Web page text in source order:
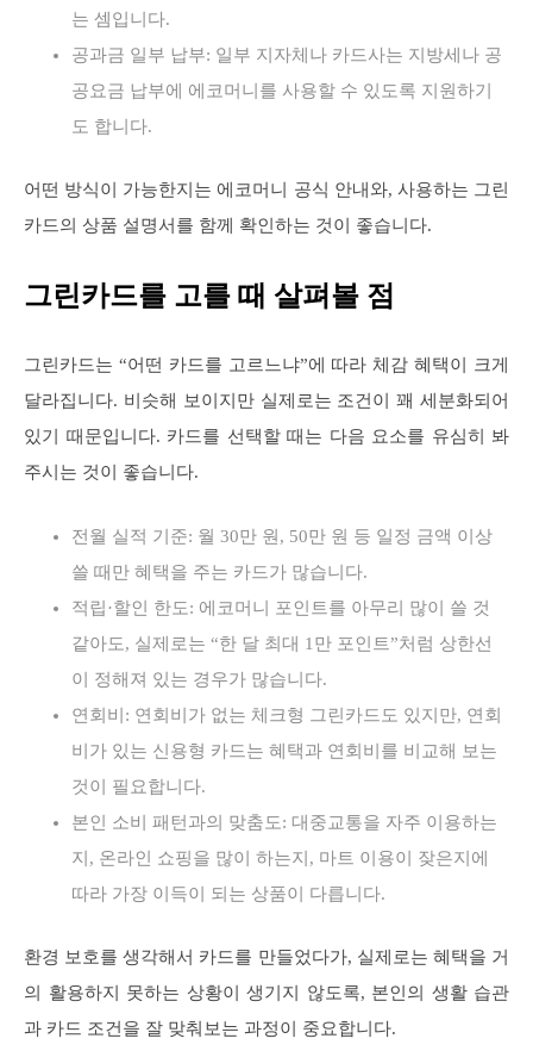
는 셈입니다.
공과금 일부 납부: 일부 지자체나 카드사는 지방세나 공
공요금 납부에 에코머니를 사용할 수 있도록 지원하기
도 합니다.
어떤 방식이 가능한지는 에코머니 공식 안내와, 사용하는 그린
카드의 상품 설명서를 함께 확인하는 것이 좋습니다.
그린카드를 고를 때 살펴볼 점
그린카드는 “어떤 카드를 고르느냐”에 따라 체감 혜택이 크게
달라집니다. 비슷해 보이지만 실제로는 조건이 꽤 세분화되어
있기 때문입니다. 카드를 선택할 때는 다음 요소를 유심히 봐
주시는 것이 좋습니다.
전월 실적 기준: 월 30만 원, 50만 원 등 일정 금액 이상
쓸 때만 혜택을 주는 카드가 많습니다.
적립·할인 한도: 에코머니 포인트를 아무리 많이 쓸 것
같아도, 실제로는 “한 달 최대 1만 포인트”처럼 상한선
이 정해져 있는 경우가 많습니다.
연회비: 연회비가 없는 체크형 그린카드도 있지만, 연회
비가 있는 신용형 카드는 혜택과 연회비를 비교해 보는
것이 필요합니다.
본인 소비 패턴과의 맞춤도: 대중교통을 자주 이용하는
지, 온라인 쇼핑을 많이 하는지, 마트 이용이 잦은지에
따라 가장 이득이 되는 상품이 다릅니다.
환경 보호를 생각해서 카드를 만들었다가, 실제로는 혜택을 거
의 활용하지 못하는 상황이 생기지 않도록, 본인의 생활 습관
과 카드 조건을 잘 맞춰보는 과정이 중요합니다.